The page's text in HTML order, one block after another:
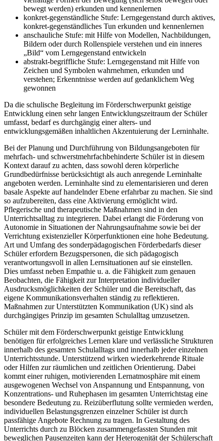
bewegt werden) erkunden und kennenlernen
konkret-gegenständliche Stufe: Lerngegenstand durch aktives,
konkret-gegenständliches Tun erkunden und kennenlernen
anschauliche Stufe: mit Hilfe von Modellen, Nachbildungen,
Bildern oder durch Rollenspiele verstehen und ein inneres
„Bild“ vom Lerngegenstand entwickeln
abstrakt-begriffliche Stufe: Lerngegenstand mit Hilfe von
Zeichen und Symbolen wahrnehmen, erkunden und
verstehen; Erkenntnisse werden auf gedanklichem Weg
gewonnen
Da die schulische Begleitung im Förderschwerpunkt geistige
Entwicklung einen sehr langen Entwicklungszeitraum der Schüler
umfasst, bedarf es durchgängig einer alters- und
entwicklungsgemäßen inhaltlichen Akzentuierung der Lerninhalte.
Bei der Planung und Durchführung von Bildungsangeboten für
mehrfach- und schwerstmehrfachbehinderte Schüler ist in diesem
Kontext darauf zu achten, dass sowohl deren körperliche
Grundbedürfnisse berücksichtigt als auch anregende Lerninhalte
angeboten werden. Lerninhalte sind zu elementarisieren und deren
basale Aspekte auf handelnder Ebene erfahrbar zu machen. Sie sind
so aufzubereiten, dass eine Aktivierung ermöglicht wird.
Pflegerische und therapeutische Maßnahmen sind in den
Unterrichtsalltag zu integrieren. Dabei erlangt die Förderung von
Autonomie in Situationen der Nahrungsaufnahme sowie bei der
Verrichtung existenzieller Körperfunktionen eine hohe Bedeutung.
Art und Umfang des sonderpädagogischen Förderbedarfs dieser
Schüler erfordern Bezugspersonen, die sich pädagogisch
verantwortungsvoll in allen Lernsituationen auf sie einstellen.
Dies umfasst neben Empathie u. a. die Fähigkeit zum genauen
Beobachten, die Fähigkeit zur Interpretation individueller
Ausdrucksmöglichkeiten der Schüler und die Bereitschaft, das
eigene Kommunikationsverhalten ständig zu reflektieren.
Maßnahmen zur Unterstützten Kommunikation (UK) sind als
durchgängiges Prinzip im gesamten Schulalltag umzusetzen.
Schüler mit dem Förderschwerpunkt geistige Entwicklung
benötigen für erfolgreiches Lernen klare und verlässliche Strukturen
innerhalb des gesamten Schulalltags und innerhalb jeder einzelnen
Unterrichtsstunde. Unterstützend wirken wiederkehrende Rituale
oder Hilfen zur räumlichen und zeitlichen Orientierung. Dabei
kommt einer ruhigen, motivierenden Lernatmosphäre mit einem
ausgewogenen Wechsel von Anspannung und Entspannung, von
Konzentrations- und Ruhephasen im gesamten Unterrichtstag eine
besondere Bedeutung zu. Reizüberflutung sollte vermieden werden,
individuellen Belastungsgrenzen einzelner Schüler ist durch
passfähige Angebote Rechnung zu tragen. In Gestaltung des
Unterrichts durch zu Blöcken zusammengefassten Stunden mit
beweglichen Pausenzeiten kann der Heterogenität der Schülerschaft